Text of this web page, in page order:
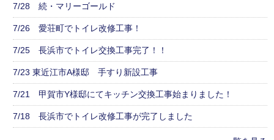
7/28 続・マリーゴールド
7/26 愛荘町でトイレ改修工事！
7/25 長浜市でトイレ交換工事完了！！
7/23 東近江市A様邸 手すり新設工事
7/21 甲賀市Y様邸にてキッチン交換工事始まりました！
7/18 長浜市でトイレ改修工事が完了しました